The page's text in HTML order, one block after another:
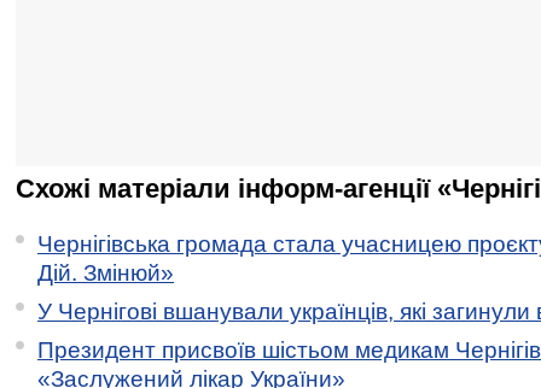
Схожі матеріали інформ-агенції
Чернігівська громада стала учасницею
Дій. Змінюй»
У Чернігові вшанували українців, які загинули
Президент присвоїв шістьом медикам
«Заслужений лікар України»